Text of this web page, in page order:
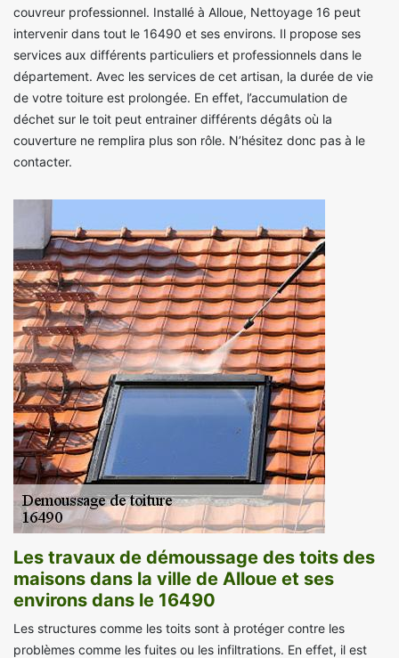
couvreur professionnel. Installé à Alloue, Nettoyage 16 peut
intervenir dans tout le 16490 et ses environs. Il propose ses
services aux différents particuliers et professionnels dans le
département. Avec les services de cet artisan, la durée de vie
de votre toiture est prolongée. En effet, l’accumulation de
déchet sur le toit peut entrainer différents dégâts où la
couverture ne remplira plus son rôle. N’hésitez donc pas à le
contacter.
Les travaux de démoussage des toits des
maisons dans la ville de Alloue et ses
environs dans le 16490
Les structures comme les toits sont à protéger contre les
problèmes comme les fuites ou les infiltrations. En effet, il est